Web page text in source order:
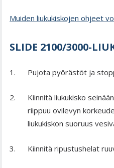
Muiden liukukiskojen ohjeet
SLIDE 2100/3000-
Pujota pyörästöt ja
Kiinnitä liukukisko
riippuu ovilevyn
liukukiskon suoruus
Kiinnitä ripustushelat